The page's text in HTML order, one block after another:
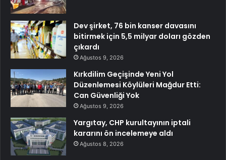
Dev şirket, 76 bin kanser davasını
bitirmek için 5,5 milyar doları gözden
çıkardı
Ağustos 9, 2026
Kırkdilim Geçişinde Yeni Yol
Düzenlemesi Köylüleri Mağdur Etti:
Can Güvenliği Yok
Ağustos 9, 2026
Yargıtay, CHP kurultayının iptali
kararını ön incelemeye aldı
Ağustos 8, 2026